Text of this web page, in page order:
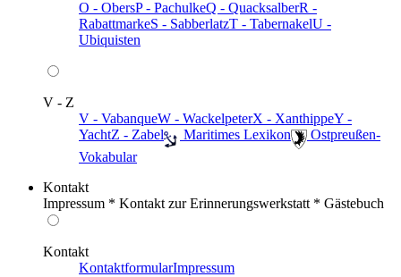
O - ObersP - PachulkeQ - QuacksalberR -
RabattmarkeS - SabberlatzT - TabernakelU -
Ubiquisten
V - Z
V - VabanqueW - WackelpeterX - XanthippeY -
YachtZ - Zabel ️ Maritimes Lexikon
️ Ostpreußen-
Vokabular
Kontakt
Impressum * Kontakt zur Erinnerungswerkstatt * Gästebuch
Kontakt
KontaktformularImpressum